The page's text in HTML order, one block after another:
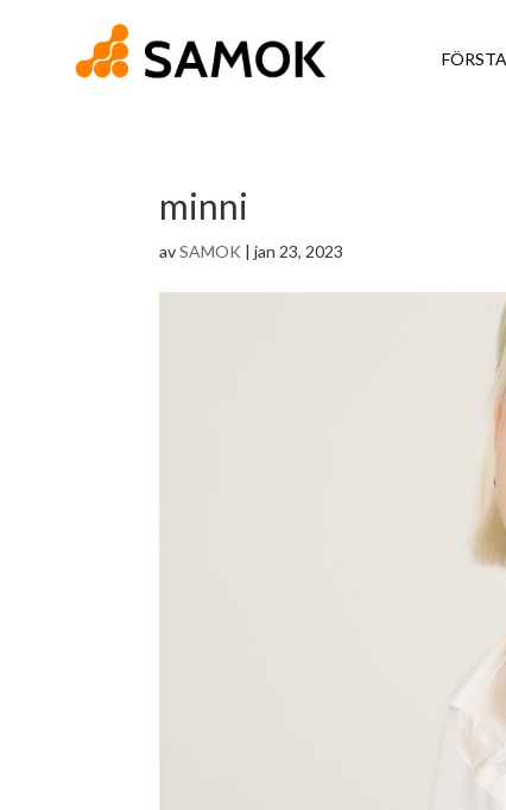
minni
avSAMOK |jan 23, 2023